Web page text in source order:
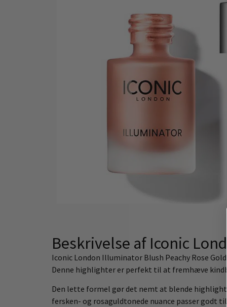
Beskrivelse af Iconic
Iconic London Illuminator Blush Peachy Rose
Denne highlighter er perfekt til at fremhæve
Den lette formel gør det nemt at blende
fersken- og rosaguldtonede nuance passer godt